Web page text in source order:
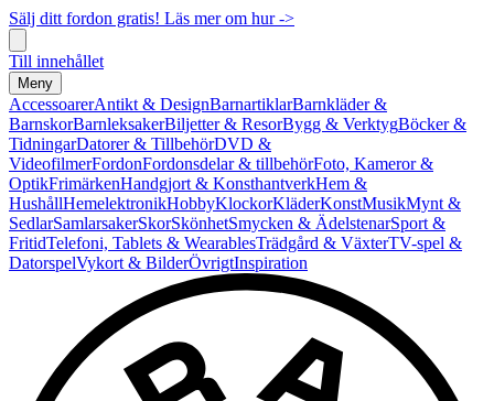
Sälj ditt fordon gratis! Läs mer om hur ->
Till innehållet
Meny
AccessoarerAntikt & DesignBarnartiklarBarnkläder &
BarnskorBarnleksakerBiljetter & ResorBygg & VerktygBöcker &
TidningarDatorer & TillbehörDVD &
VideofilmerFordonFordonsdelar & tillbehörFoto, Kameror &
OptikFrimärkenHandgjort & KonsthantverkHem &
HushållHemelektronikHobbyKlockorKläderKonstMusikMynt &
SedlarSamlarsakerSkorSkönhetSmycken & ÄdelstenarSport &
FritidTelefoni, Tablets & WearablesTrädgård & VäxterTV-spel &
DatorspelVykort & BilderÖvrigtInspiration